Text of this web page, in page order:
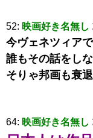
52: 映画好き名無し
今ヴェネツィア
誰もその話をし
そりゃ邦画も衰
64: 映画好き名無し